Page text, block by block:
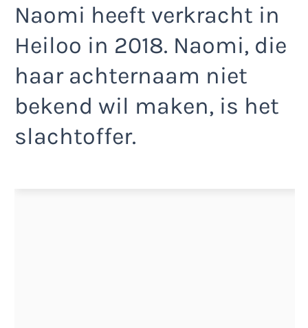
Naomi heeft verkracht in
Heiloo in 2018. Naomi, die
haar achternaam niet
bekend wil maken, is het
slachtoffer.